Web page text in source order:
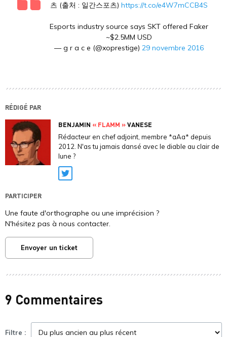
츠 (출처 : 일간스포츠) https://t.co/e4W7mCCB4S
Esports industry source says SKT offered Faker
~$2.5MM USD
— g r a c e (@xoprestige) 29 novembre 2016
RÉDIGÉ PAR
BENJAMIN « FLAMM »VANESE
Rédacteur en chef adjoint, membre *aAa* depuis
2012. N'as tu jamais dansé avec le diable au clair de
lune ?
Twitter
PARTICIPER
Une faute d'orthographe ou une imprécision ?
N'hésitez pas à nous contacter.
Envoyer un ticket
9 Commentaires
Filtre :